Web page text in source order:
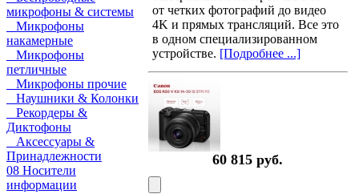
микрофоны & системы
Микрофоны
накамерные
Микрофоны
петличные
Микрофоны прочие
Наушники & Колонки
Рекордеры &
Диктофоны
Аксессуары &
Принадлежности
08 Носители
информации
от четких фотографий до видео
4K и прямых трансляций. Все это
в одном специализированном
устройстве. [Подробнее ...]
60 815 руб.